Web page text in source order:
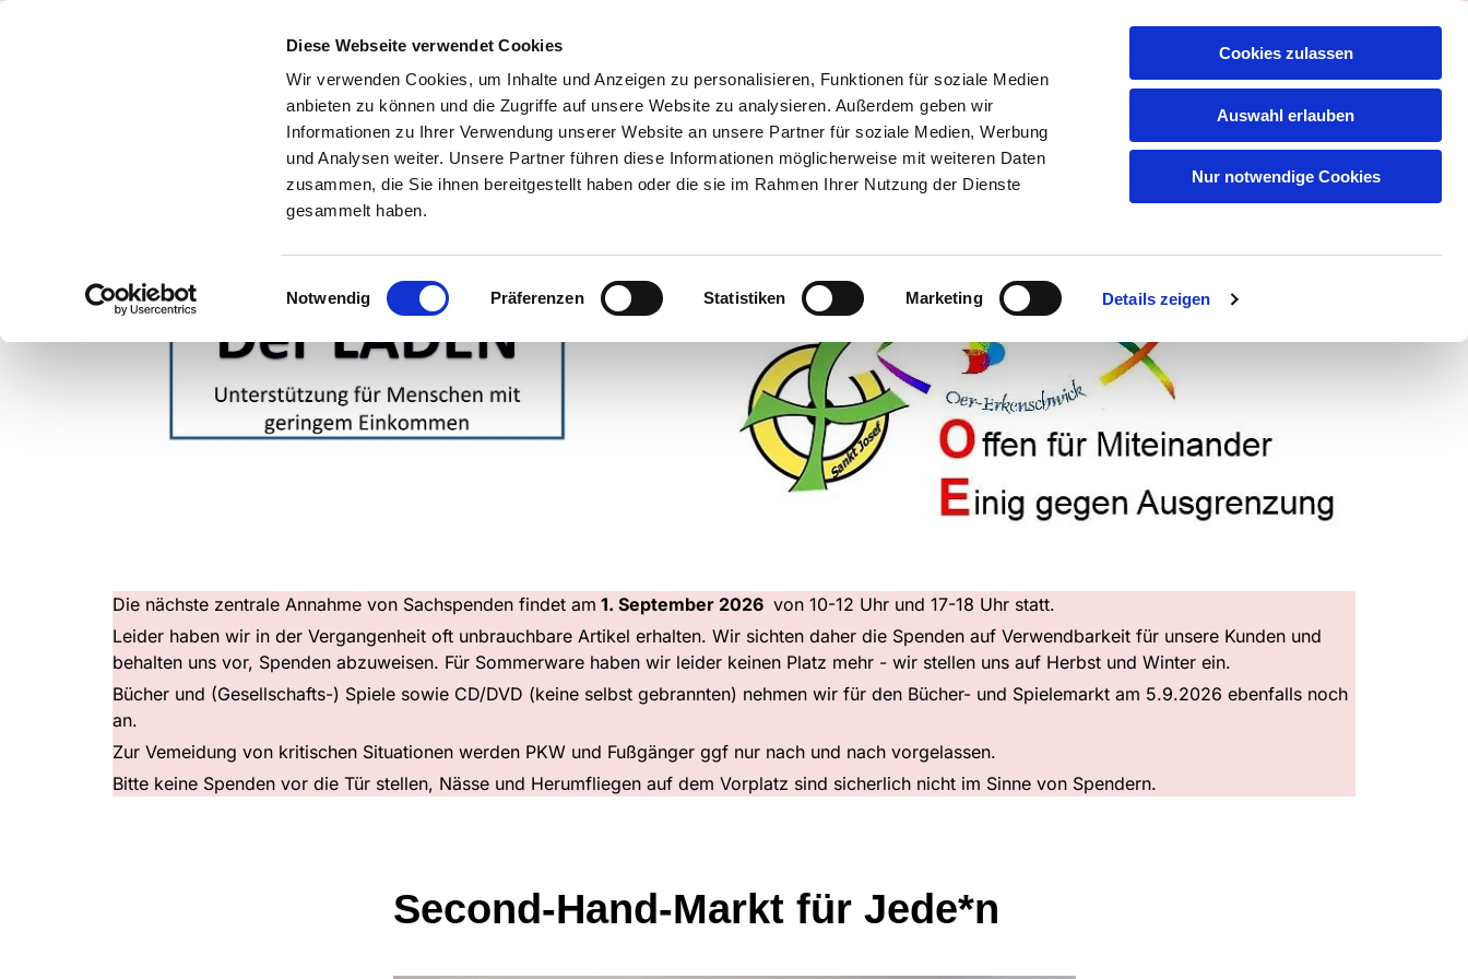
Diese Webseite verwendet Cookies
Wir verwenden Cookies, um Inhalte und Anzeigen zu personalisieren, Funktionen für soziale Medien
anbieten zu können und die Zugriffe auf unsere Website zu analysieren. Außerdem geben wir
Informationen zu Ihrer Verwendung unserer Website an unsere Partner für soziale Medien, Werbung
und Analysen weiter. Unsere Partner führen diese Informationen möglicherweise mit weiteren Daten
zusammen, die Sie ihnen bereitgestellt haben oder die sie im Rahmen Ihrer Nutzung der Dienste
gesammelt haben.
Einwilligungsauswahl
Notwendig Präferenzen Statistiken Marketing Details zeigen
Cookies zulassen
Auswahl erlauben
Nur notwendige Cookies
WAS IST DER LADEN ? AKTUELLES/TERMINE DIE KUNDEN/AUSWEISE LEBENSMITTEL
Die nächste zentrale Annahme von Sachspenden findet am 1. September 2026 von 10-12 Uhr und 17-18 Uhr statt.
Leider haben wir in der Vergangenheit oft unbrauchbare Artikel erhalten. Wir sichten daher die Spenden auf Verwendbarkeit für unsere Kunden und
behalten uns vor, Spenden abzuweisen. Für Sommerware haben wir leider keinen Platz mehr - wir stellen uns auf Herbst und Winter ein.
Bücher und (Gesellschafts-) Spiele sowie CD/DVD (keine selbst gebrannten) nehmen wir für den Bücher- und Spielemarkt am 5.9.2026 ebenfalls noch
an.
Zur Vemeidung von kritischen Situationen werden PKW und Fußgänger ggf nur nach und nach vorgelassen.
Bitte keine Spenden vor die Tür stellen, Nässe und Herumfliegen auf dem Vorplatz sind sicherlich nicht im Sinne von Spendern.
Second-Hand-Markt für Jede*n